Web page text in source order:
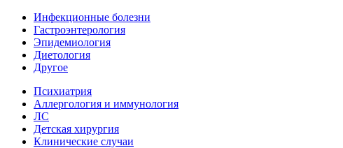
Инфекционные болезни
Гастроэнтерология
Эпидемиология
Диетология
Другое
Психиатрия
Аллергология и иммунология
ЛС
Детская хирургия
Клинические случаи